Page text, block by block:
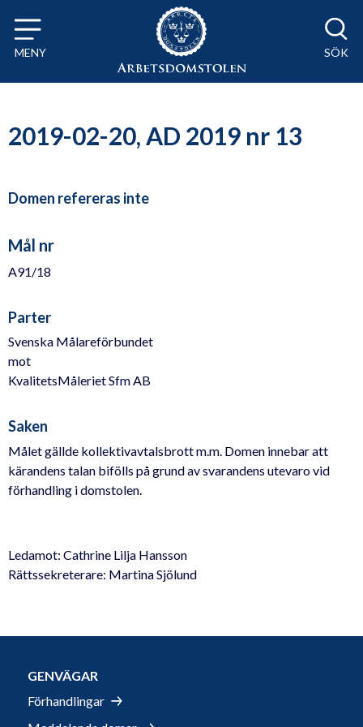
Till innehåll på sidan x
MENY SÖK
2019-02-20, AD 2019 nr 13
Domen refereras inte
Mål nr
A91/18
Parter
Svenska Målareförbundet
mot
KvalitetsMåleriet Sfm AB
Saken
Målet gällde kollektivavtalsbrott m.m. Domen innebar att
kärandens talan bifölls på grund av svarandens utevaro vid
förhandling i domstolen.
Ledamot: Cathrine Lilja Hansson
Rättssekreterare: Martina Sjölund
GENVÄGAR
Förhandlingar